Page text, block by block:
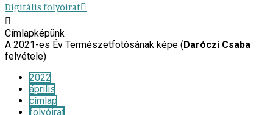
Digitális folyóirat
Címlapképünk
A 2021-es Év Természetfotósának képe ( Daróczi Csaba
felvétele)
2022
április
címlap
folyóirat